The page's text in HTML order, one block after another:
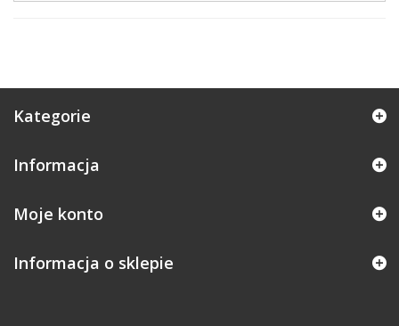
Kategorie
Informacja
Moje konto
Informacja o sklepie